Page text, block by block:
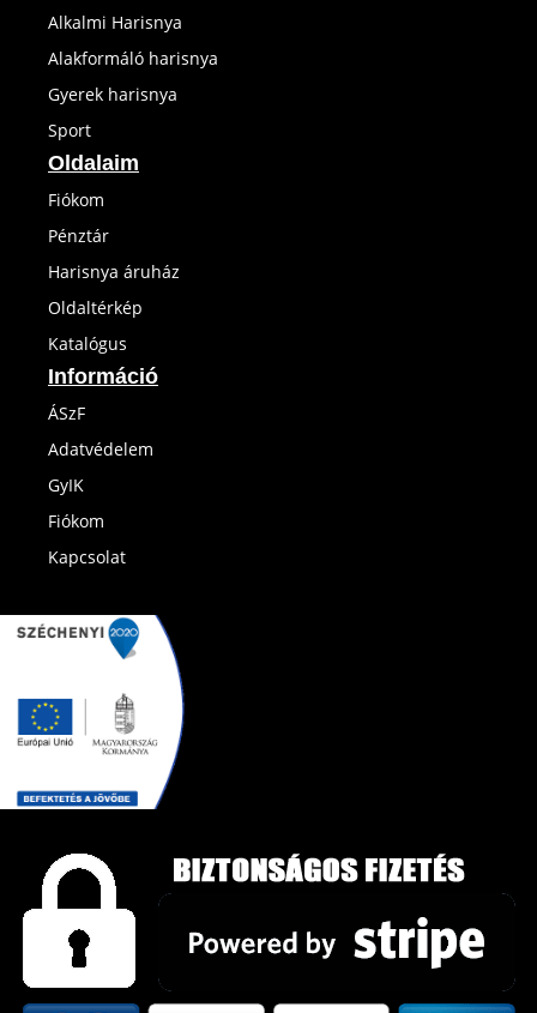
Alkalmi Harisnya
Alakformáló harisnya
Gyerek harisnya
Sport
Oldalaim
Fiókom
Pénztár
Harisnya áruház
Oldaltérkép
Katalógus
Információ
ÁSzF
Adatvédelem
GyIK
Fiókom
Kapcsolat